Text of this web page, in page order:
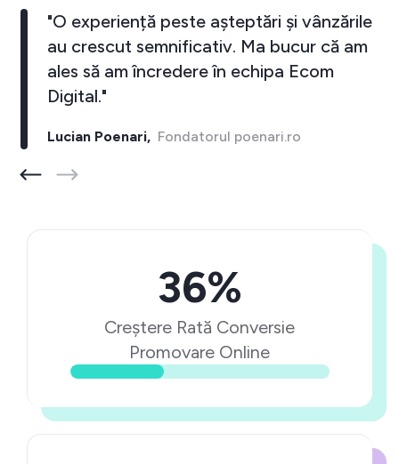
"O experiență peste așteptări și vânzările
au crescut semnificativ. Ma bucur că am
ales să am încredere în echipa Ecom
Digital."
Lucian Poenari,Fondatorul poenari.ro
36%
Creștere Rată Conversie
Promovare Online